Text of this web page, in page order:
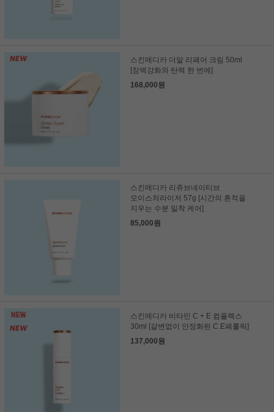
스킨메디카 더말 리페어 크림 50ml
[장벽강화와 탄력 한 번에]
168,000원
스킨메디카 리쥬브네이티브
모이스처라이저 57g [시간의 흔적을
지우는 수분 밀착 케어]
85,000원
스킨메디카 비타민 C + E 컴플렉스
30ml [갈변없이 안정화된 C.E페룰릭]
137,000원